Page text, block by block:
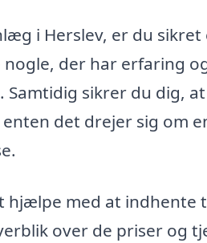
i Herslev, er du sikret
der har erfaring
sikrer du dig,
det drejer sig om
hjælpe med at indhente
over de priser og